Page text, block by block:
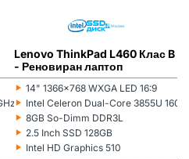
8MB
Lenovo ThinkPad L460 Клас B
- Реновиран лаптоп
‣
Монитор:
14" 1366x768 WXGA LED 16:9
‣
Процесор:
Intel Celeron Dual-Core 3855U
‣
Рам памет:
8GB So-Dimm DDR3L
‣
Хард диск:
2.5 Inch SSD 128GB
‣
Видеокарта:
Intel HD Graphics 510